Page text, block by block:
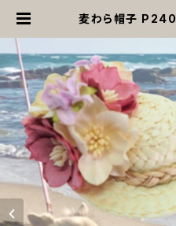
麦わら帽子
アイテム オシャ
可愛 アクセサリ
ドッグ 犬用 かぶ
換不可